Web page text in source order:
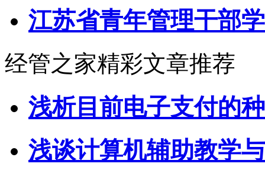
江苏省青年管理干部
经管之家精彩文章推荐
浅析目前电子支付的
浅谈计算机辅助教学